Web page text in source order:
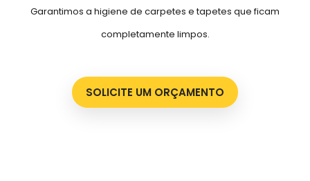
Garantimos a higiene de carpetes e tapetes que ficam
completamente limpos.
SOLICITE UM ORÇAMENTO